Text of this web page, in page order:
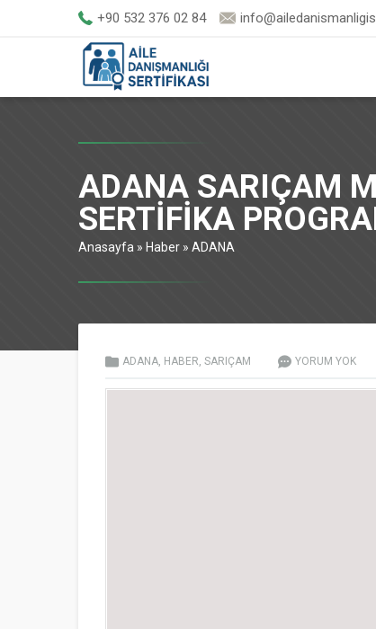
+90 532 376 02 84
ADANA SARIÇAM
SERTİFİKA
Anasayfa » Haber » ADANA
ADANA, HABER, SARIÇAM YORUM YOK